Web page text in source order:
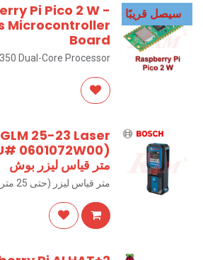
سيصل قريبًا
Pi Pico 2 W -
Microcontroller
Board
Dual-Core Processor
GLM 25-23 Laser
0601072W00)
متر قياس ليزر بوش
متر قياس ليزر (حتى 25 متر)